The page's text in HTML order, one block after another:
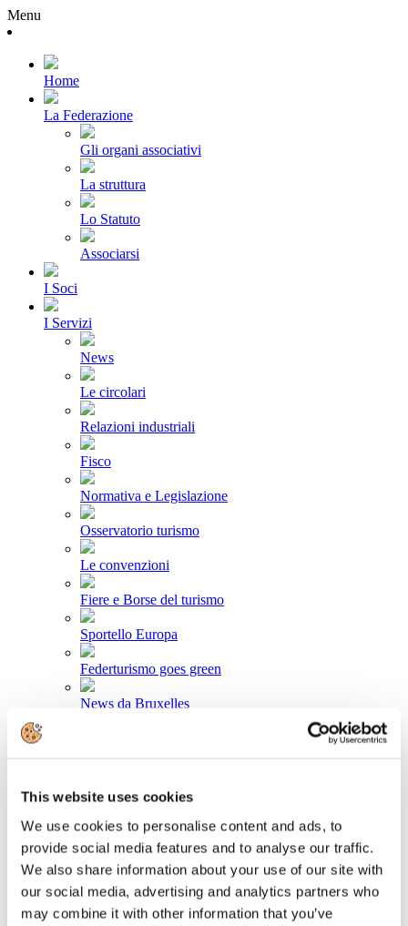
This website uses cookies
We use cookies to personalise content and ads, to
provide social media features and to analyse our traffic.
We also share information about your use of our site with
our social media, advertising and analytics partners who
may combine it with other information that you’ve
Menu
Home
La Federazione
Gli organi associativi
La struttura
Lo Statuto
Associarsi
I Soci
I Servizi
News
Le circolari
Relazioni industriali
Fisco
Normativa e Legislazione
Osservatorio turismo
Le convenzioni
Fiere e Borse del turismo
Sportello Europa
Federturismo goes green
News da Bruxelles
Newsletter
Video
Articoli e Interviste
Contatti